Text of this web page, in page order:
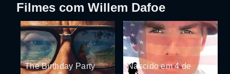
Filmes com Willem Dafoe
The Birthday Party
Nascido em 4 de